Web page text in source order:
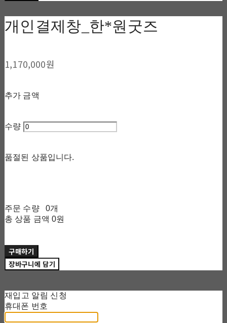
개인결제창_한*원굿즈
1,170,000원
추가 금액
수량
품절된 상품입니다.
주문 수량
0개
총 상품 금액 0원
구매하기
장바구니에 담기
재입고 알림 신청
휴대폰 번호